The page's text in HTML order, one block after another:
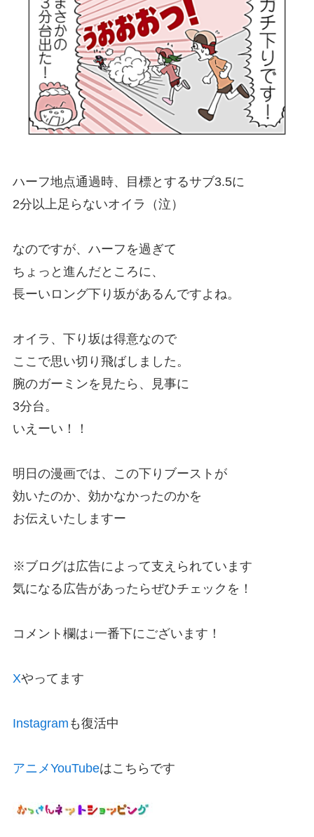
ハーフ地点通過時、目標とするサブ3.5に
2分以上足らないオイラ（泣）
なのですが、ハーフを過ぎて
ちょっと進んだところに、
長ーいロング下り坂があるんですよね。
オイラ、下り坂は得意なので
ここで思い切り飛ばしました。
腕のガーミンを見たら、見事に
3分台。
いえーい！！
明日の漫画では、この下りブーストが
効いたのか、効かなかったのかを
お伝えいたしますー
※ブログは広告によって支えられています
気になる広告があったらぜひチェックを！
コメント欄は↓一番下にございます！
Xやってます
Instagram も復活中
アニメYouTubeはこちらです